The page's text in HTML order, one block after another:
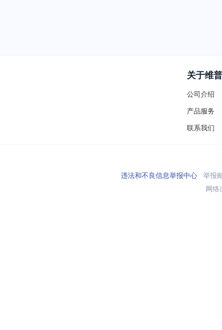
关于维普
公司介绍
产品服务
联系我们
违法和不良信息举报中心举报
网